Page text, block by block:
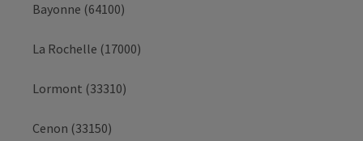
Bayonne (64100)
La Rochelle (17000)
Lormont (33310)
Cenon (33150)